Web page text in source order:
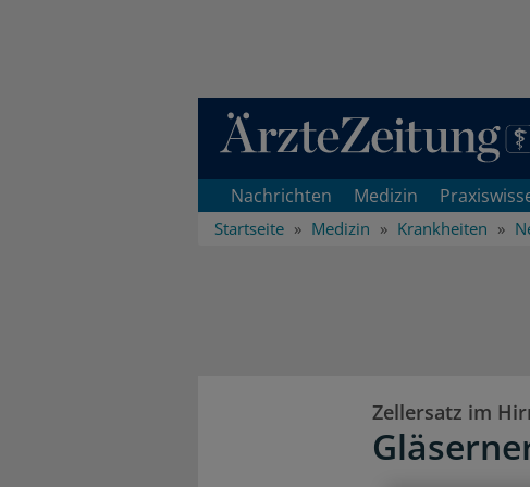
Direkt zum Inhaltsbereich
Nachrichten Medizin
Startseite Medizin Krankheiten
Zellersatz im